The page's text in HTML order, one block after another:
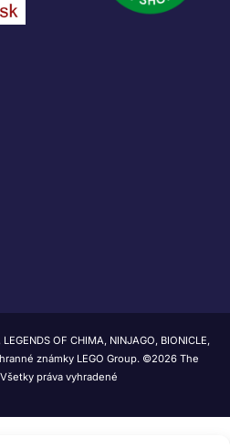
OF CHIMA, NINJAGO, BIONICLE,
známky LEGO Group. ©2026 The
práva vyhradené